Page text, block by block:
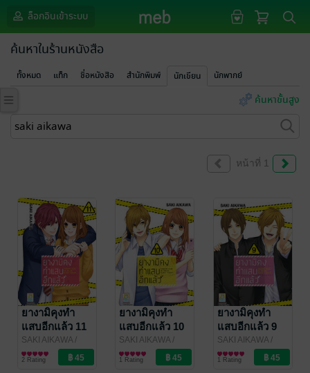
ล็อกอินเข้าระบบ
ค้นหาในร้านหนังสือ
ทั้งหมด แท็ก ชื่อหนังสือ สำนักพิมพ์ นักเขียน นักพากย์
ค้นหาขั้นสูง
หน้าที่ 1
ยางามิคุงทำ
แสบอีกแล้ว 11
(เล่มจบ)
SAKI AIKAWA/
Bongkoch
Publishing
การ์ตูนผู้หญิง
2 Rating
ยางามิคุงทำ
แสบอีกแล้ว 10
SAKI AIKAWA/
Bongkoch
Publishing
การ์ตูนผู้หญิง
1 Rating
ยางามิคุงทำ
แสบอีกแล้ว 9
SAKI AIKAWA/
Bongkoch
Publishing
การ์ตูนผู้หญิง
1 Rating